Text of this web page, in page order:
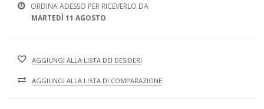
ORDINA ADESSO PER RICEVERLO DA
MARTEDÌ 11 AGOSTO
AGGIUNGI ALLA LISTA DEI DESIDERI
AGGIUNGI ALLA LISTA DI COMPARAZIONE